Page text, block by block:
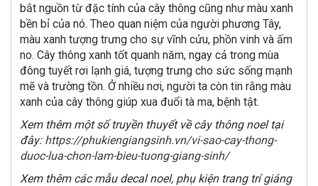
bắt nguồn từ đặc tính của cây thông cũng như màu xanh
bền bỉ của nó. Theo quan niệm của người phương Tây,
màu xanh tượng trưng cho sự vĩnh cửu, phồn vinh và ấm
no. Cây thông xanh tốt quanh năm, ngay cả trong mùa
đông tuyết rơi lạnh giá, tượng trưng cho sức sống mạnh
mẽ và trường tồn. Ở nhiều nơi, người ta còn tin rằng màu
xanh của cây thông giúp xua đuổi tà ma, bệnh tật.
Xem thêm một số truyền thuyết về cây thông noel tại
đây: https://phukiengiangsinh.vn/vi-sao-cay-thong-
duoc-lua-chon-lam-bieu-tuong-giang-sinh/
Xem thêm các mẫu decal noel, phụ kiện trang trí giáng